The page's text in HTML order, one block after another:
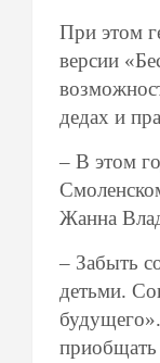
При этом
версии
дедах и
– В этом
Жанна
– Забыть
детьми.
приобщать